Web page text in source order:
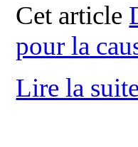
Cet article
pour la
Lire la